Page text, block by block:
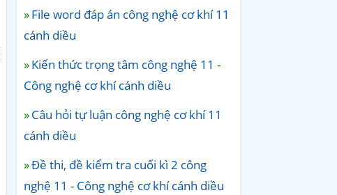
File word đáp án công nghệ cơ khí 11
cánh diều
Kiến thức trọng tâm công nghệ 11 -
Công nghệ cơ khí cánh diều
Câu hỏi tự luận công nghệ cơ khí 11
cánh diều
Đề thi, đề kiểm tra cuối kì 2 công
nghệ 11 - Công nghệ cơ khí cánh diều